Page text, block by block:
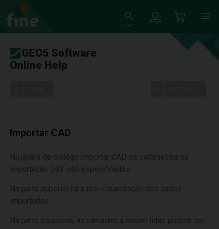
GEO5 Software
Online Help
Importar CAD
Na janela de diálogo Importar CAD os parâmetros da
importação DXF são especificados.
Na parte superior há a pré-visualização dos dados
importados.
Na parte esquerda, as camadas a serem lidas podem ser